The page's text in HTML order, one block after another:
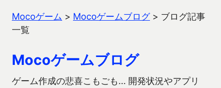
Mocoゲーム > Mocoゲームブログ> ブログ記事
一覧
Mocoゲームブログ
ゲーム作成の悲喜こもごも… 開発状況やアプリ